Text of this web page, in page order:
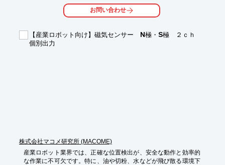
・遠隔操作によるアトラクションの起動・停止
・屋外アトラクションの制御
・安全性の向上
・配線コストの削減
お問い合わせ
【産業ロボット向け】磁気センサー N極・S極 ２ｃｈ
個別出力
株式会社マコメ研究所 (MACOME)
産業ロボット業界では、正確な位置検出が、安全な動作と効率的
な作業に不可欠です。特に、油や切粉、水などが飛び散る環境下